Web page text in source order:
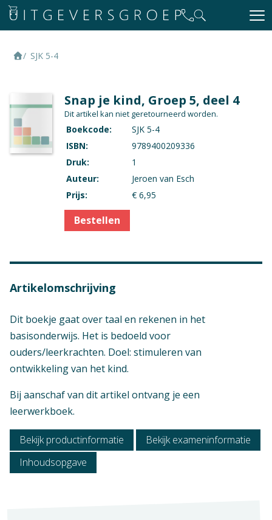
SJK 5-4
Snap je kind, Groep 5, deel 4
Dit artikel kan niet geretourneerd worden.
Boekcode:
SJK 5-4
ISBN:
9789400209336
Druk:
1
Auteur:
Jeroen van Esch
Prijs:
€ 6,95
Bestellen
Artikelomschrijving
Dit boekje gaat over taal en rekenen in het
basisonderwijs. Het is bedoeld voor
ouders/leerkrachten. Doel: stimuleren van
ontwikkeling van het kind.
Bij aanschaf van dit artikel ontvang je een
leerwerkboek.
Bekijk productinformatie
Bekijk exameninformatie
Inhoudsopgave